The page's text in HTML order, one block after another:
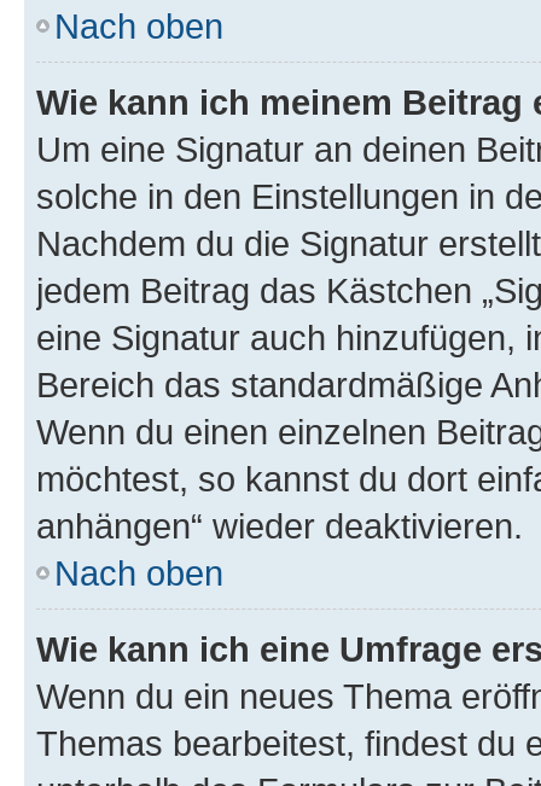
Nach oben
Wie kann ich meinem
Um eine Signatur an deinen
solche in den Einstellungen in
Nachdem du die Signatur
jedem Beitrag das Kästchen
eine Signatur auch hinzufügen,
Bereich das standardmäßige
Wenn du einen einzelnen
möchtest, so kannst du dort
anhängen“ wieder deaktivieren.
Nach oben
Wie kann ich eine Umfrage
Wenn du ein neues Thema
Themas bearbeitest, findest du